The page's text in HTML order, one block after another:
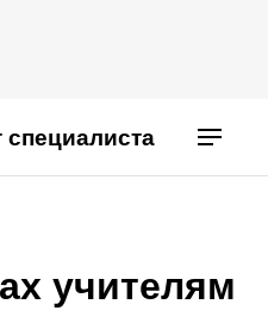
специалиста
учителям